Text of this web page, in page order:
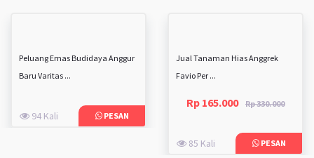
Peluang Emas Budidaya Anggur
Baru Varitas ...
94 Kali PESAN
Jual Tanaman Hias Anggrek
Favio Per ...
Rp 165.000 Rp 330.000
85 Kali PESAN